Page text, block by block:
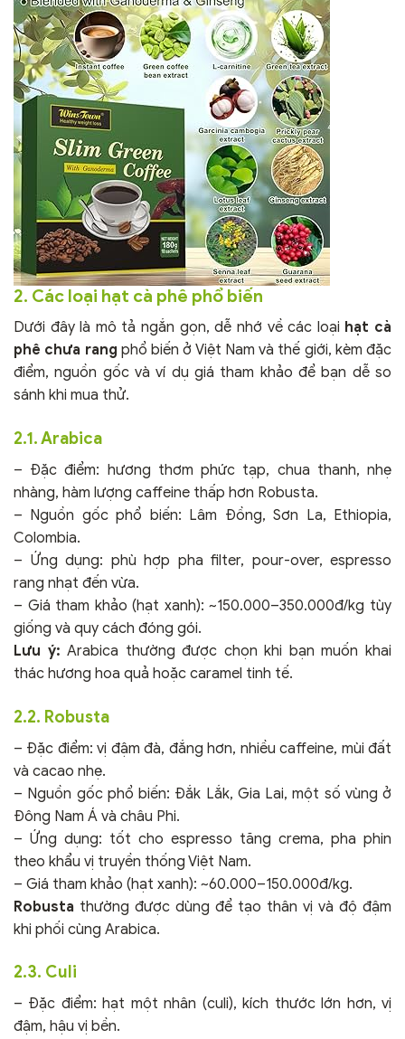
2. Các loại hạt cà phê phổ biến
Dưới đây là mô tả ngắn gọn, dễ nhớ về các loại hạt cà
phê chưa rang phổ biến ở Việt Nam và thế giới, kèm đặc
điểm, nguồn gốc và ví dụ giá tham khảo để bạn dễ so
sánh khi mua thử.
2.1. Arabica
– Đặc điểm: hương thơm phức tạp, chua thanh, nhẹ
nhàng, hàm lượng caffeine thấp hơn Robusta.
– Nguồn gốc phổ biến: Lâm Đồng, Sơn La, Ethiopia,
Colombia.
– Ứng dụng: phù hợp pha filter, pour-over, espresso
rang nhạt đến vừa.
– Giá tham khảo (hạt xanh): ~150.000–350.000đ/kg tùy
giống và quy cách đóng gói.
Lưu ý: Arabica thường được chọn khi bạn muốn khai
thác hương hoa quả hoặc caramel tinh tế.
2.2. Robusta
– Đặc điểm: vị đậm đà, đắng hơn, nhiều caffeine, mùi đất
và cacao nhẹ.
– Nguồn gốc phổ biến: Đắk Lắk, Gia Lai, một số vùng ở
Đông Nam Á và châu Phi.
– Ứng dụng: tốt cho espresso tăng crema, pha phin
theo khẩu vị truyền thống Việt Nam.
– Giá tham khảo (hạt xanh): ~60.000–150.000đ/kg.
Robusta thường được dùng để tạo thân vị và độ đậm
khi phối cùng Arabica.
2.3. Culi
– Đặc điểm: hạt một nhân (culi), kích thước lớn hơn, vị
đậm, hậu vị bền.